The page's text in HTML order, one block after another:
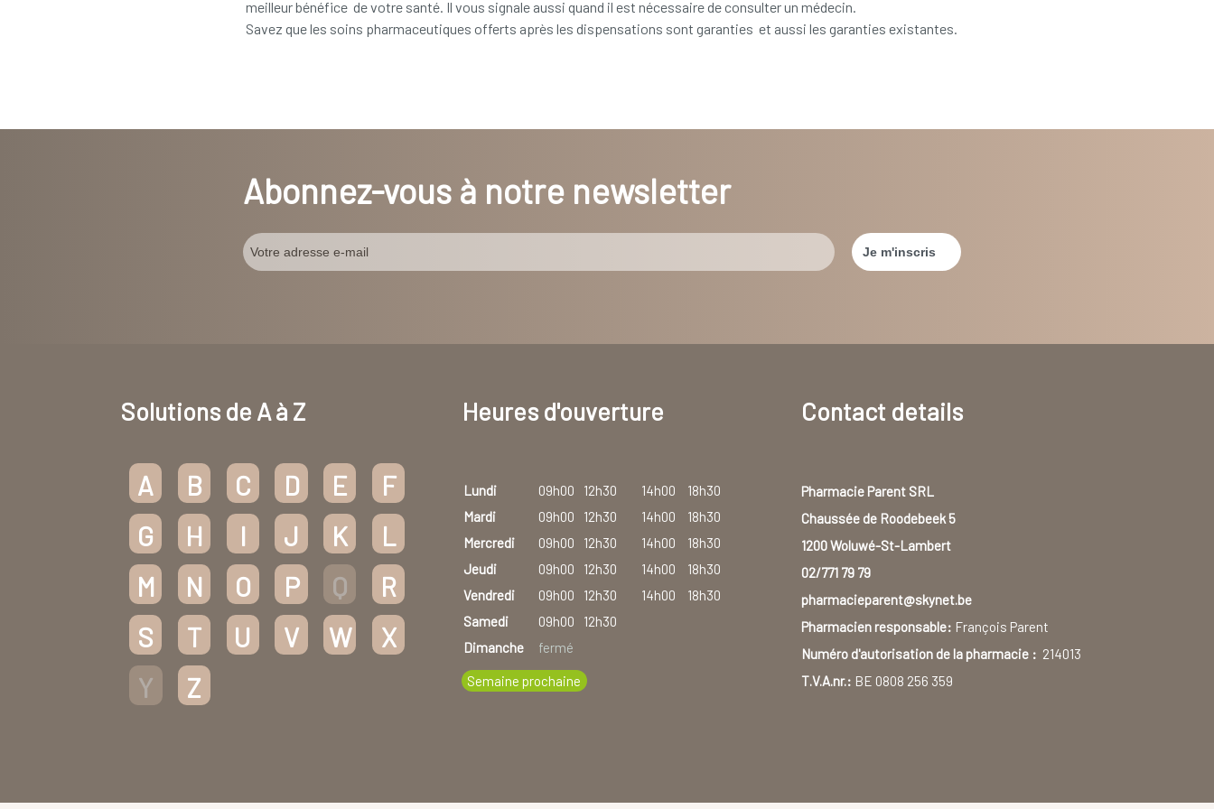
meilleur bénéfice de votre santé. Il vous signale aussi quand il est nécessaire de consulter un médecin.
Savez que les soins pharmaceutiques offerts après les dispensations sont garanties et aussi les garanties existantes.
Abonnez-vous à notre newsletter
Solutions de A à Z
A B C D E
F
G
H I J K
L
M
N O P Q
R
S
T U V W
X
Y
Z
Heures d'ouverture
Lundi 09h00 12h30 14h00
18h30
Mardi
09h00 12h30 14h00
18h30
Mercredi
09h00 12h30 14h00
18h30
Jeudi
09h00 12h30 14h00
18h30
Vendredi
09h00 12h30 14h00
18h30
Samedi
09h00
12h30
Dimanche
fermé
Semaine prochaine
Contact details
Pharmacie Parent SRL
Chaussée de Roodebeek 5
1200 Woluwé-St-Lambert
02/771 79 79
pharmacieparent@skynet.be
Pharmacien responsable: François Parent
Numéro d'autorisation de la pharmacie : 214013
T.V.A.nr.: BE 0808 256 359